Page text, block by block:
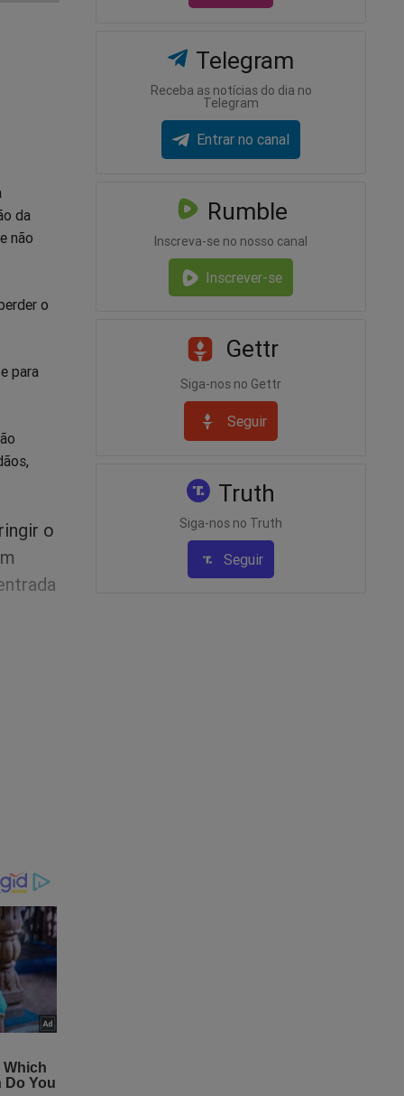
da
não
o
para
o
Telegram
Receba as notícias do dia no
Telegram
Entrar no canal
Rumble
Inscreva-se no nosso canal
Inscrever-se
Gettr
Siga-nos no Gettr
Seguir
Truth
Siga-nos no Truth
Seguir